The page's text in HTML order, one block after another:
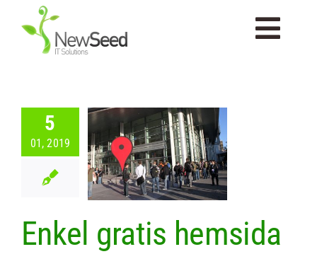
innehållet
Om Newseed
Tjänster
Kompetenser
5
01, 2019
gratis
Enkel gratis hemsida